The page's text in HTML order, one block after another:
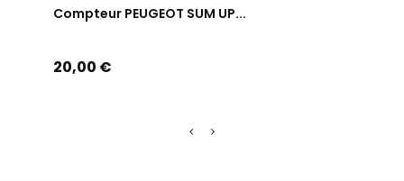
Compteur PEUGEOT SUM UP...
Prix
20,00 €